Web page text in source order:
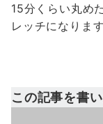
15分くらい丸め
レッチになりま
この記事を書